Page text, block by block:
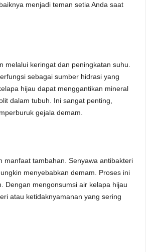
menjadi teman setia Anda saat
melalui keringat dan peningkatan suhu.
sebagai sumber hidrasi yang
hijau dapat menggantikan mineral
dalam tubuh. Ini sangat penting,
gejala demam.
manfaat tambahan. Senyawa antibakteri
menyebabkan demam. Proses ini
Dengan mengonsumsi air kelapa hijau
atau ketidaknyamanan yang sering